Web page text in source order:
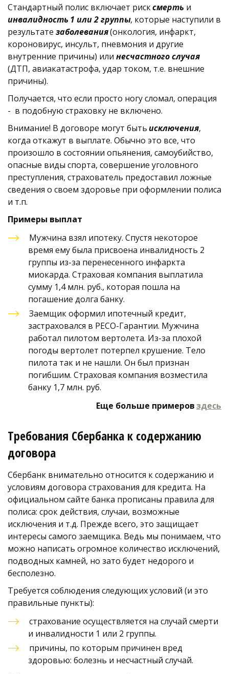
Стандартный полис включает риск смерть
инвалидность 1 или 2 группы, которые наступили в
результате заболевания (онкология, инфаркт,
короновирус, инсульт, пневмония и другие
внутренние причины) или несчастного случая
(ДТП, авиакатастрофа, удар током, т.е. внешние
причины).
Получается, что если просто ногу сломал, операция
-  в подобную страховку не включено.
Внимание! В договоре могут быть исключения,
когда откажут в выплате. Обычно это все, что
произошло в состоянии опьянения, самоубийство,
опасные виды спорта, совершение уголовного
преступления, страхователь предоставил ложные
сведения о своем здоровье при оформлении полиса
и т.п.
Примеры выплат
Мужчина взял ипотеку. Спустя некоторое
время ему была присвоена инвалидность 2
группы из-за перенесенного инфаркта
миокарда. Страховая компания выплатила
сумму 1,4 млн. руб., которая пошла на
погашение долга банку.
Заемщик оформил ипотечный кредит,
застраховался в РЕСО-Гарантии. Мужчина
работал пилотом вертолета. Из-за плохой
погоды вертолет потерпел крушение. Тело
пилота так и не нашли. Он был признан
погибшим. Страховая компания возместила
банку 1,7 млн. руб.
Еще больше примеров здесь
Требования Сбербанка к содержанию
договора
Сбербанк внимательно относится к содержанию и
условиям договора страхования для кредита. На
официальном сайте банка прописаны правила для
полиса: срок действия, случаи, возможные
исключения и т.д. Прежде всего, это защищает
интересы самого заемщика. Ведь мы понимаем, что
можно написать огромное количество исключений,
подводных камней, но зато будет недорого и
бесполезно.
Требуется соблюдения следующих условий (и это
правильные пункты):
страхование осуществляется на случай смерти
и инвалидности 1 или 2 группы.
причины, по которым причинен вред
здоровью: болезнь и несчастный случай.